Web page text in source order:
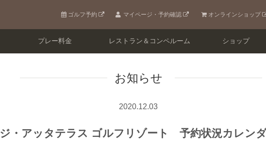
プレー料金 レストラン＆コンペルーム ショップ
ゴルフ予約 マイページ・予約確認 オンラインショップ
お知らせ
2020.12.03
ジ・アッタテラス ゴルフリゾート 予約状況カレン